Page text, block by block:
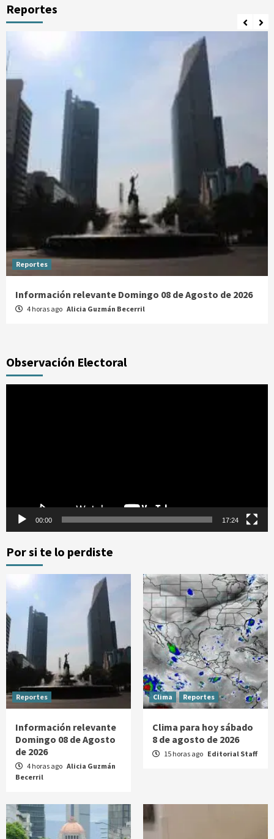
Reportes
Reportes
Información relevante Domingo 08 de Agosto de 2026
4 horas ago Alicia Guzmán Becerril
Observación Electoral
00:00 17:24
Por si te lo perdiste
Reportes
Información relevante
Domingo 08 de Agosto
de 2026
4 horas ago Alicia Guzmán
Becerril
Clima Reportes
Clima para hoy sábado
8 de agosto de 2026
15 horas ago Editorial Staff